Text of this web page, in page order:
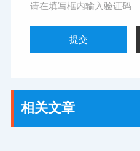
请在填写框内输入验证码
相关文章